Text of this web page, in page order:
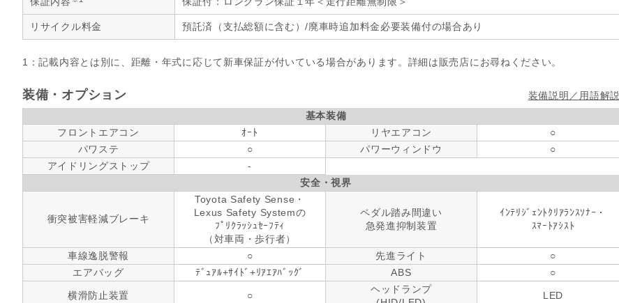
リサイクル料金 預託済（支払総額に含む）/廃車時追加料金必要装備付の場合あり
1：記載内容とは別に、距離・年式に応じて新車保証が付いている場合があります。詳細は販売店にお尋ねください。
装備・オプション
装備説明／用語解説
基本装備
フロントエアコン
ｵｰﾄ リヤエアコン
○
パワステ
○ パワーウィンドウ
○
アイドリングストップ
-
安全・視界
衝突被害軽減ブレーキ
Toyota Safety Sense・
Lexus Safety Systemの
ﾌﾟﾘｸﾗｯｼｭｾｰﾌﾃｨ
（対車両・歩行者）
ペダル踏み間違い
急発進抑制装置
ｲﾝﾃﾘｼﾞｪﾝﾄｸﾘｱﾗﾝｽｿﾅｰ・
ｽﾏｰﾄｱｼｽﾄ
車線逸脱警報 ○ 先進ライト
○
エアバッグ
ﾃﾞｭｱﾙ+ｻｲﾄﾞ+ﾘｱｴｱﾊﾞｯｸﾞ ABS ○
横滑防止装置 ○
ヘッドランプ
LED